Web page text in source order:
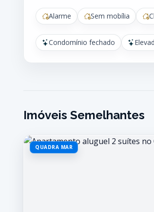
Alarme Sem mobília
Condomínio fechado
Imóveis Semelhantes
QUADRA MAR